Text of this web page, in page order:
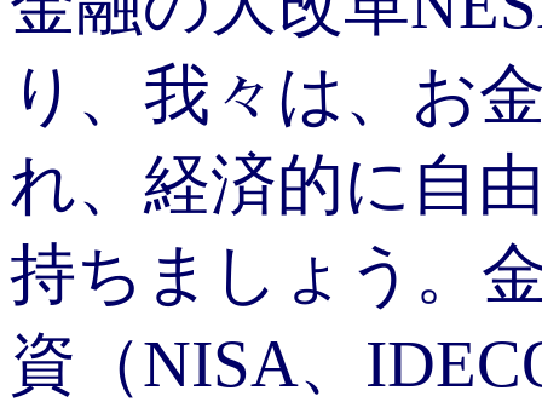
り、我々は、お
れ、経済的に自
持ちましょう。
資（NISA、